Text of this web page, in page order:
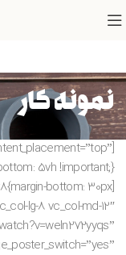
نمونه کار
bottom: 30px